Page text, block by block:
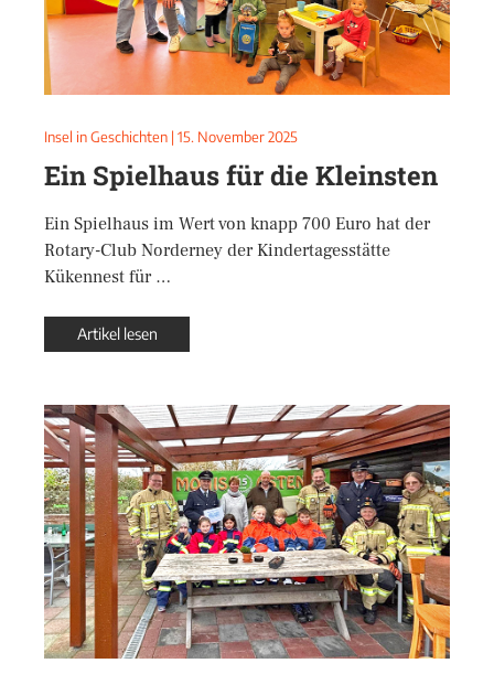
Insel in Geschichten | 15. November 2025
Ein Spielhaus für die Kleinsten
Ein Spielhaus im Wert von knapp 700 Euro hat der
Rotary-Club Norderney der Kindertagesstätte
Kükennest für …
Artikel lesen